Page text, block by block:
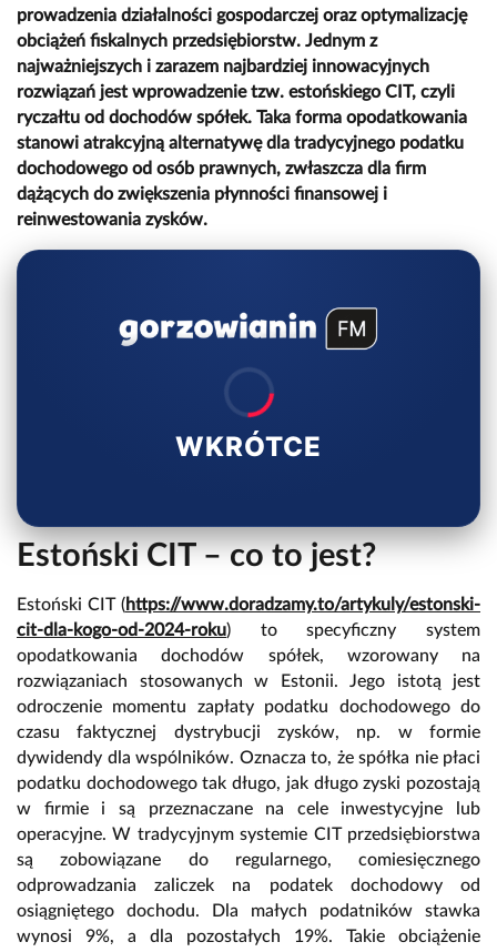
prowadzenia działalności gospodarczej oraz optymalizację
obciążeń fiskalnych przedsiębiorstw. Jednym z
najważniejszych i zarazem najbardziej innowacyjnych
rozwiązań jest wprowadzenie tzw. estońskiego CIT, czyli
ryczałtu od dochodów spółek. Taka forma opodatkowania
stanowi atrakcyjną alternatywę dla tradycyjnego podatku
dochodowego od osób prawnych, zwłaszcza dla firm
dążących do zwiększenia płynności finansowej i
reinwestowania zysków.
WKRÓTCE
Estoński CIT – co to jest?
Estoński CIT (https://www.doradzamy.to/artykuly/estonski-
cit-dla-kogo-od-2024-roku) to specyficzny system
opodatkowania dochodów spółek, wzorowany na
rozwiązaniach stosowanych w Estonii. Jego istotą jest
odroczenie momentu zapłaty podatku dochodowego do
czasu faktycznej dystrybucji zysków, np. w formie
dywidendy dla wspólników. Oznacza to, że spółka nie płaci
podatku dochodowego tak długo, jak długo zyski pozostają
w firmie i są przeznaczane na cele inwestycyjne lub
operacyjne. W tradycyjnym systemie CIT przedsiębiorstwa
są zobowiązane do regularnego, comiesięcznego
odprowadzania zaliczek na podatek dochodowy od
osiągniętego dochodu. Dla małych podatników stawka
wynosi 9%, a dla pozostałych 19%. Takie obciążenie